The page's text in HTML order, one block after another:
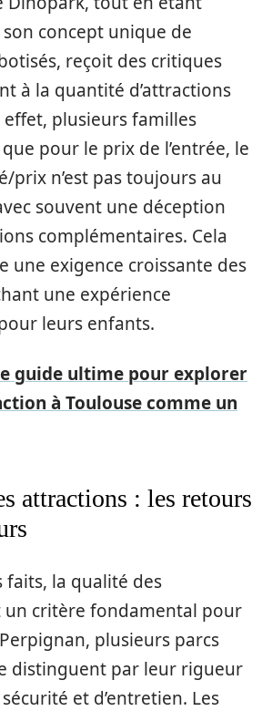
concept unique de
reçoit des critiques
à la quantité d’attractions
effet, plusieurs familles
pour le prix de l’entrée, le
prix n’est pas toujours au
souvent une déception
complémentaires. Cela
une exigence croissante des
une expérience
leurs enfants.
guide ultime pour explorer
à Toulouse comme un
attractions : les retours
faits, la qualité des
un critère fondamental pour
plusieurs parcs
distinguent par leur rigueur
et d’entretien. Les